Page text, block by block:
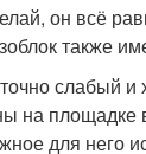
он всё
также
слабый и
на площадке
для него